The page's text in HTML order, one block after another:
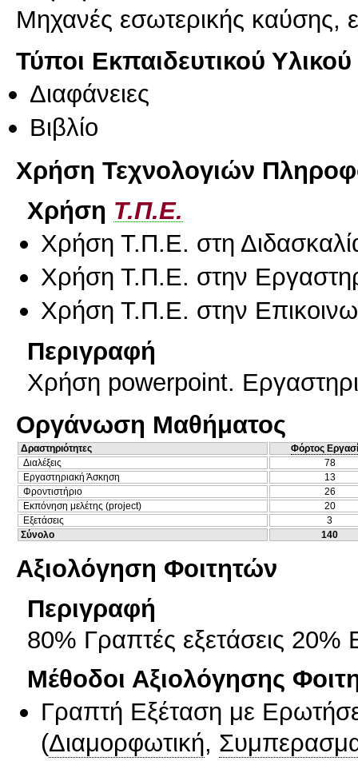
Μηχανές εσωτερικής καύσης,
Τύποι Εκπαιδευτικού Υλικού
Διαφάνειες
Βιβλίο
Χρήση Τεχνολογιών
Χρήση Τ.Π.Ε.
Χρήση Τ.Π.Ε. στη
Χρήση Τ.Π.Ε. στην
Χρήση Τ.Π.Ε. στην
Περιγραφή
Χρήση powerpoint.
Οργάνωση Μαθήματος
Δραστηριότητες
Φόρτος
Διαλέξεις
78
Εργαστηριακή Άσκηση
13
Φροντιστήριο
26
Εκπόνηση μελέτης (project)
20
Εξετάσεις
3
Σύνολο
140
Αξιολόγηση Φοιτητών
Περιγραφή
80% Γραπτές εξετάσεις
Μέθοδοι Αξιολόγησης
Γραπτή Εξέταση με
(Διαμορφωτική,